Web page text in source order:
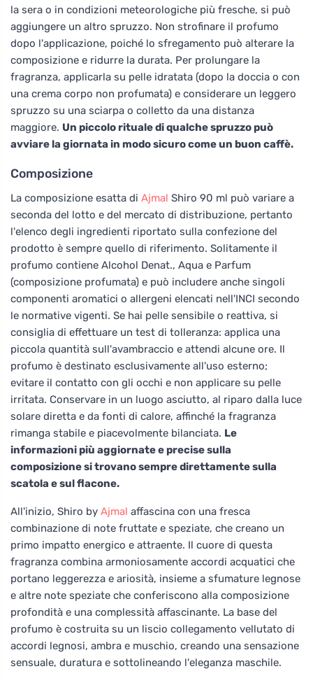
la sera o in condizioni meteorologiche più fresche, si può
aggiungere un altro spruzzo. Non strofinare il profumo
dopo l'applicazione, poiché lo sfregamento può alterare la
composizione e ridurre la durata. Per prolungare la
fragranza, applicarla su pelle idratata (dopo la doccia o con
una crema corpo non profumata) e considerare un leggero
spruzzo su una sciarpa o colletto da una distanza
maggiore. Un piccolo rituale di qualche spruzzo può
avviare la giornata in modo sicuro come un buon caffè.
Composizione
La composizione esatta di Ajmal Shiro 90 ml può variare a
seconda del lotto e del mercato di distribuzione, pertanto
l'elenco degli ingredienti riportato sulla confezione del
prodotto è sempre quello di riferimento. Solitamente il
profumo contiene Alcohol Denat., Aqua e Parfum
(composizione profumata) e può includere anche singoli
componenti aromatici o allergeni elencati nell'INCI secondo
le normative vigenti. Se hai pelle sensibile o reattiva, si
consiglia di effettuare un test di tolleranza: applica una
piccola quantità sull'avambraccio e attendi alcune ore. Il
profumo è destinato esclusivamente all'uso esterno;
evitare il contatto con gli occhi e non applicare su pelle
irritata. Conservare in un luogo asciutto, al riparo dalla luce
solare diretta e da fonti di calore, affinché la fragranza
rimanga stabile e piacevolmente bilanciata. Le
informazioni più aggiornate e precise sulla
composizione si trovano sempre direttamente sulla
scatola e sul flacone.
All'inizio, Shiro by Ajmal affascina con una fresca
combinazione di note fruttate e speziate, che creano un
primo impatto energico e attraente. Il cuore di questa
fragranza combina armoniosamente accordi acquatici che
portano leggerezza e ariosità, insieme a sfumature legnose
e altre note speziate che conferiscono alla composizione
profondità e una complessità affascinante. La base del
profumo è costruita su un liscio collegamento vellutato di
accordi legnosi, ambra e muschio, creando una sensazione
sensuale, duratura e sottolineando l'eleganza maschile.